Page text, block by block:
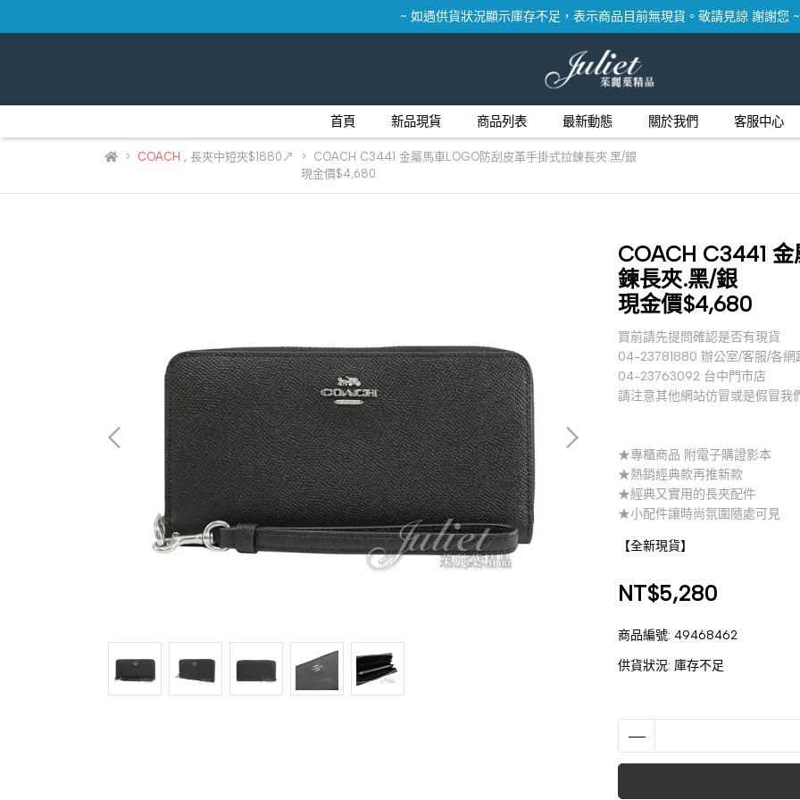
~ 如遇供貨狀況顯示庫存不足，表示商品目前無現貨。敬請見諒 謝謝您 ~
首頁 新品現貨 商品列表 最新動態 關於我們 客服中心
COACH , 長夾中短夾$1880↗
COACH C3441 金屬馬車LOGO防刮皮革手掛式拉鍊長夾.黑/銀
現金價$4,680
COACH C3441
鍊長夾.黑/銀
現金價$4,680
買前請先提問確認是否有現貨
04-23781880 辦公室/客服/各網
04-23763092 台中門市店
請注意其他網站仿冒或是假冒我
★專櫃商品 附電子購證影本
★熱銷經典款再推新款
★經典又實用的長夾配件
★小配件讓時尚氛圍隨處可見
【全新現貨】
NT$5,280
商品編號: 49468462
供貨狀況: 庫存不足